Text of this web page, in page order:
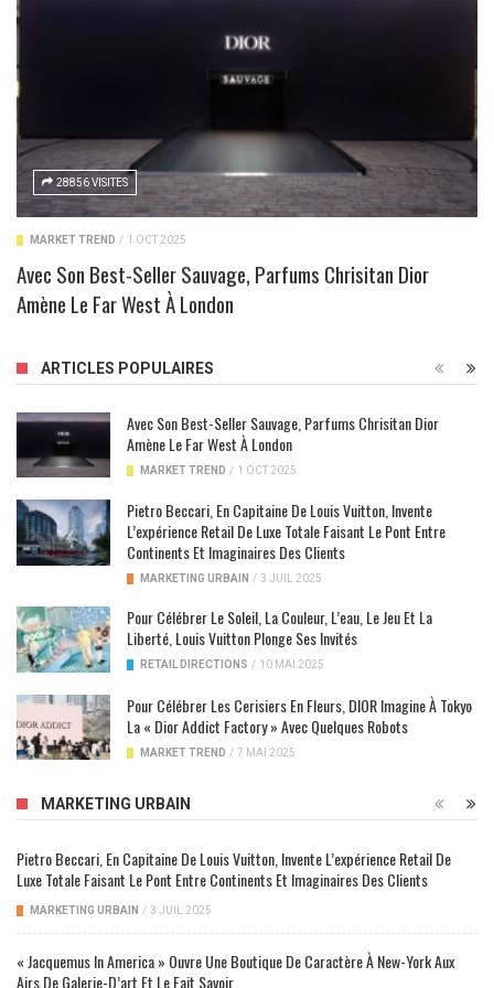
28856 VISITES
MARKET TREND / 1 OCT 2025
Avec Son Best-Seller Sauvage, Parfums Chrisitan Dior
Amène Le Far West À London
ARTICLES POPULAIRES
Avec Son Best-Seller Sauvage, Parfums Chrisitan Dior
Amène Le Far West À London
MARKET TREND / 1 OCT 2025
Pietro Beccari, En Capitaine De Louis Vuitton, Invente
L’expérience Retail De Luxe Totale Faisant Le Pont Entre
Continents Et Imaginaires Des Clients
MARKETING URBAIN / 3 JUIL 2025
Pour Célébrer Le Soleil, La Couleur, L’eau, Le Jeu Et La
Liberté, Louis Vuitton Plonge Ses Invités
RETAIL DIRECTIONS / 10 MAI 2025
Pour Célébrer Les Cerisiers En Fleurs, DIOR Imagine À Tokyo
La « Dior Addict Factory » Avec Quelques Robots
MARKET TREND / 7 MAI 2025
MARKETING URBAIN
Pietro Beccari, En Capitaine De Louis Vuitton, Invente L’expérience Retail De
Luxe Totale Faisant Le Pont Entre Continents Et Imaginaires Des Clients
MARKETING URBAIN / 3 JUIL 2025
« Jacquemus In America » Ouvre Une Boutique De Caractère À New-York Aux
Airs De Galerie-D’art Et Le Fait Savoir